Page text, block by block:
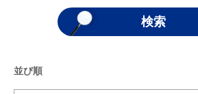
並び順